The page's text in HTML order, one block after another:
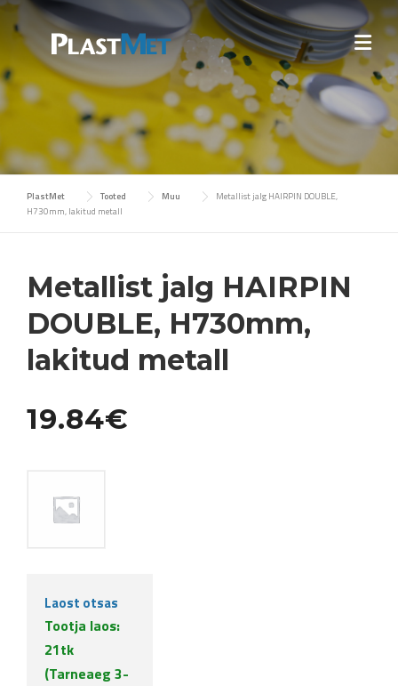
Skip
content
PlastMet Tooted Muu
Metallist jalg HAIRPIN DOUBLE,
H730mm, lakitud metall
Metallist jalg HAIRPIN
DOUBLE, H730mm,
lakitud metall
19.84€
Laost otsas
Tootja laos:
21tk
(Tarneaeg 3-